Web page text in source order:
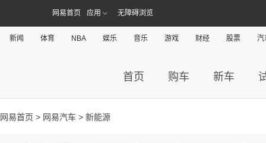
网易首页 应用 无障碍浏览
新闻 体育 NBA 娱乐 音乐 游戏 财经 股票 汽
首页 购车 新车
网易首页 > 网易汽车 > 新能源